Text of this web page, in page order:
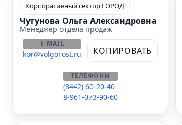
Корпоративный сектор ГОРОД
Чугунова Ольга Александровна
Менеджер отдела продаж
E-MAIL
kor@volgorost.ru КОПИРОВАТЬ
ТЕЛЕФОНЫ
(8442) 60-20-40
8-961-073-90-60